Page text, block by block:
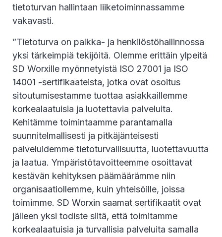
tietoturvan hallintaan liiketoiminnassamme
vakavasti.
”Tietoturva on palkka- ja henkilöstöhallinnossa
yksi tärkeimpiä tekijöitä. Olemme erittäin ylpeitä
SD Worxille myönnetyistä ISO 27001 ja ISO
14001 -sertifikaateista, jotka ovat osoitus
sitoutumisestamme tuottaa asiakkaillemme
korkealaatuisia ja luotettavia palveluita.
Kehitämme toimintaamme parantamalla
suunnitelmallisesti ja pitkäjänteisesti
palveluidemme tietoturvallisuutta, luotettavuutta
ja laatua. Ympäristötavoitteemme osoittavat
kestävän kehityksen päämäärämme niin
organisaatiollemme, kuin yhteisöille, joissa
toimimme. SD Worxin saamat sertifikaatit ovat
jälleen yksi todiste siitä, että toimitamme
korkealaatuisia ja turvallisia palveluita samalla